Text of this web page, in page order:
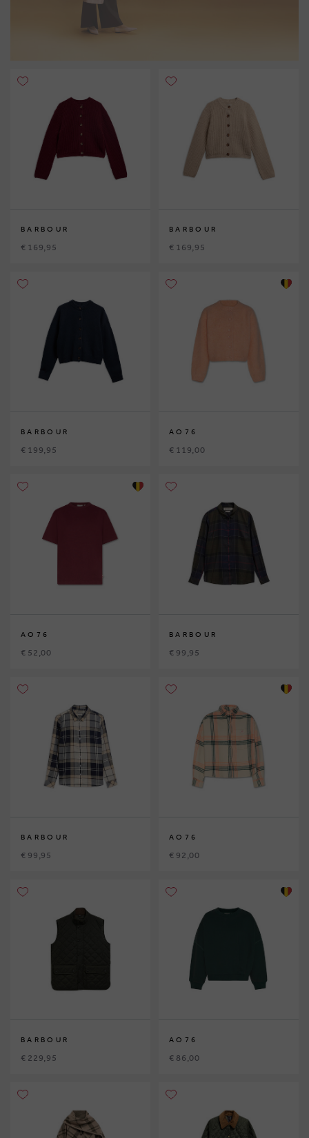
BARBOUR
€ 169,95
BARBOUR
€ 169,95
BARBOUR
€ 199,95
AO76
€ 119,00
AO76
€ 52,00
BARBOUR
€ 99,95
BARBOUR
€ 99,95
AO76
€ 92,00
BARBOUR
€ 229,95
AO76
€ 86,00